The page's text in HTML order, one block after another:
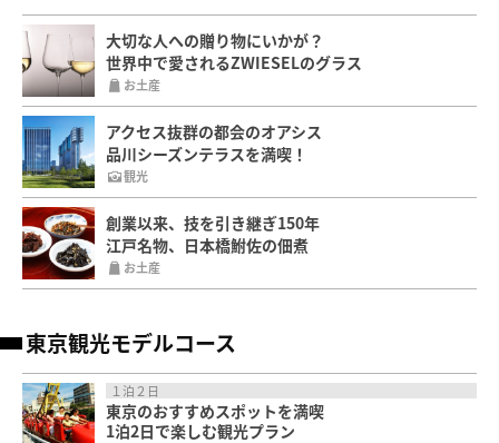
大切な人への贈り物にいかが？
世界中で愛されるZWIESELのグラス
お土産
アクセス抜群の都会のオアシス
品川シーズンテラスを満喫！
観光
創業以来、技を引き継ぎ150年
江戸名物、日本橋鮒佐の佃煮
お土産
東京観光モデルコース
１泊２日
東京のおすすめスポットを満喫
1泊2日で楽しむ観光プラン